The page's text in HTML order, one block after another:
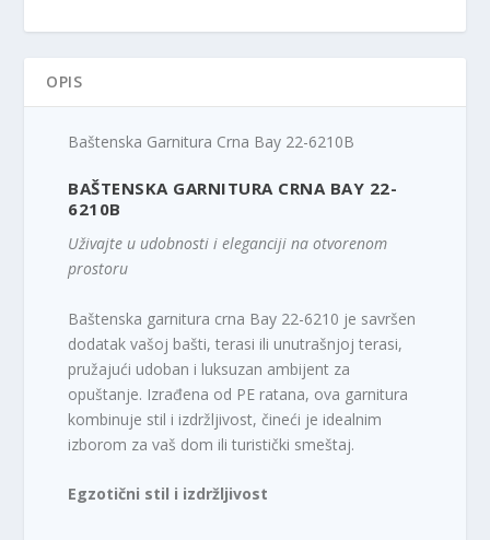
OPIS
Baštenska Garnitura Crna Bay 22-6210B
BAŠTENSKA GARNITURA CRNA BAY 22-
6210B
Uživajte u udobnosti i eleganciji na otvorenom
prostoru
Baštenska garnitura crna Bay 22-6210 je savršen
dodatak vašoj bašti, terasi ili unutrašnjoj terasi,
pružajući udoban i luksuzan ambijent za
opuštanje. Izrađena od PE ratana, ova garnitura
kombinuje stil i izdržljivost, čineći je idealnim
izborom za vaš dom ili turistički smeštaj.
Egzotični stil i izdržljivost